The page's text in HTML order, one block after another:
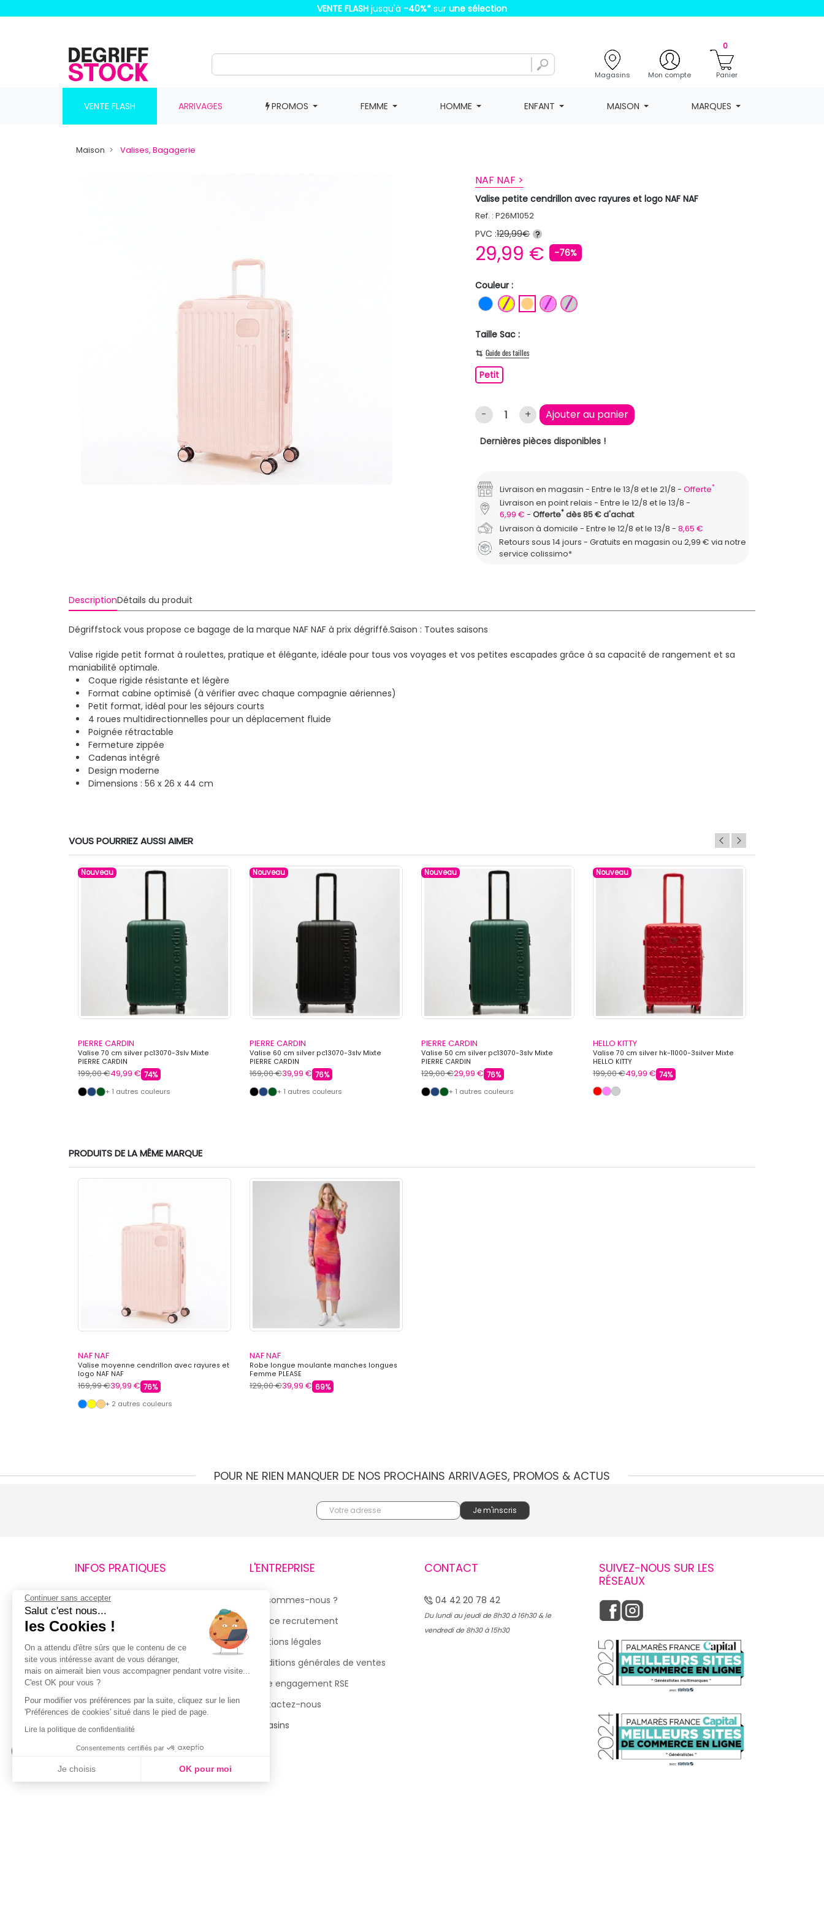
VENTE FLASH jusqu'à -40%* sur une sélection
Magasins Mon compte
0
Panier
VENTE FLASH ARRIVAGES PROMOS FEMME HOMME ENFANT MAISON MARQUES
Maison Valises, Bagagerie
NAF NAF >
Valise petite cendrillon avec rayures et logo NAF NAF
Ref. : P26M1052
PVC :129,99€ ?
29,99 € -76%
Couleur :
BLEUJAUNEORANGE CLAIR
ROSEARGENT
Taille Sac :
Guide des tailles
PetitPetit
- + Ajouter au panier
Dernières pièces disponibles !
Livraison en magasin Entre le 13/8 et le 21/8 Offerte*
Livraison en point relais
Entre le 12/8 et le 13/8
6,99 €
Offerte*dès 85 € d'achat
Livraison à domicile
Entre le 12/8 et le 13/8
8,65 €
Retours sous 14 jours - Gratuits en magasin ou 2,99 € via notre
service colissimo*
DescriptionDétails du produit
Dégriffstock vous propose ce bagage de la marque NAF NAF à prix dégriffé.Saison : Toutes saisons
Valise rigide petit format à roulettes, pratique et élégante, idéale pour tous vos voyages et vos petites escapades grâce à sa capacité de rangement et sa
maniabilité optimale.
Coque rigide résistante et légère
Format cabine optimisé (à vérifier avec chaque compagnie aériennes)
Petit format, idéal pour les séjours courts
4 roues multidirectionnelles pour un déplacement fluide
Poignée rétractable
Fermeture zippée
Cadenas intégré
Design moderne
Dimensions : 56 x 26 x 44 cm
VOUS POURRIEZ AUSSI AIMER
Nouveau
PIERRE CARDIN
Valise 70 cm silver pc13070-3slv Mixte
PIERRE CARDIN
199,00 €49,99 € 74%
+ 1 autres couleurs
Nouveau
PIERRE CARDIN
Valise 60 cm silver pc13070-3slv Mixte
PIERRE CARDIN
169,00 €39,99 € 76%
+ 1 autres couleurs
Nouveau
PIERRE CARDIN
Valise 50 cm silver pc13070-3slv Mixte
PIERRE CARDIN
129,00 €29,99 € 76%
+ 1 autres couleurs
Nouveau
HELLO KITTY
Valise 70 cm silver hk-11000-3silver Mixte
HELLO KITTY
199,00 €49,99 € 74%
PRODUITS DE LA MÊME MARQUE
NAF NAF
Valise moyenne cendrillon avec rayures et
logo NAF NAF
169,99 €39,99 € 76%
+ 2 autres couleurs
NAF NAF
Robe longue moulante manches longues
Femme PLEASE
129,00 €39,99 € 69%
POUR NE RIEN MANQUER DE NOS PROCHAINS ARRIVAGES, PROMOS & ACTUS
INFOS PRATIQUES
Retours et remboursements
Suivi de commande
Livraisons
Guide des tailles
Politique de confidentialité
Conditions générales d’utilisation
de la Carte de Fidélité
L'ENTREPRISE
Qui sommes-nous ?
Espace recrutement
Mentions légales
Conditions générales de ventes
Notre engagement RSE
Contactez-nous
Magasins
CONTACT
04 42 20 78 42
Du lundi au jeudi de 8h30 à 16h30 & le
vendredi de 8h30 à 15h30
SUIVEZ-NOUS SUR LES
RÉSEAUX
Continuer sans accepter
Salut c'est nous...
les Cookies !
On a attendu d'être sûrs que le contenu de ce
site vous intéresse avant de vous déranger,
mais on aimerait bien vous accompagner pendant votre visite...
C'est OK pour vous ?
Pour modifier vos préférences par la suite, cliquez sur le lien
'Préférences de cookies' situé dans le pied de page.
Lire la politique de confidentialité
Consentements certifiés par
Je choisis OK pour moi